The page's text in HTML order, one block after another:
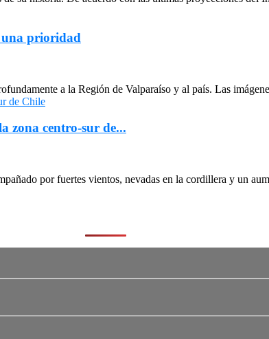
una prioridad
a la Región de Valparaíso y al país. Las
zona centro-sur de...
por fuertes vientos, nevadas en la cordillera y un